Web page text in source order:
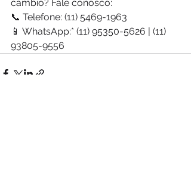
câmbio? Fale conosco:
📞 Telefone: (11) 5469-1963
📱 WhatsApp:* (11) 95350-5626 | (11)
93805-9556